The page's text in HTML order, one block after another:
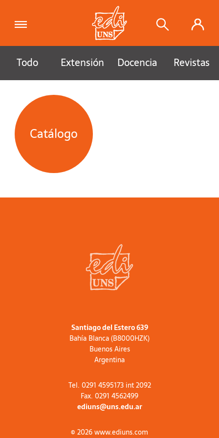
Todo Extensión Docencia Revistas
Catálogo
Santiago del Estero 639
Bahía Blanca (B8000HZK)
Buenos Aires
Argentina
Tel. 0291 4595173 int 2092
Fax. 0291 4562499
ediuns@uns.edu.ar
© 2026 www.ediuns.com